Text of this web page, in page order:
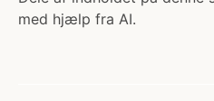
med hjælp fra AI.